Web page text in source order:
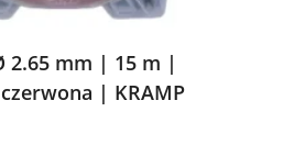
2.65 mm | 15 m |
| KRAMP